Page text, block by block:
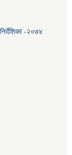
-२०७४